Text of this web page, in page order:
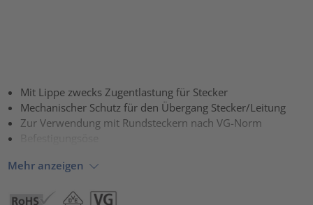
Mit Lippe zwecks Zugentlastung für Stecker
Mechanischer Schutz für den Übergang Stecker/Leitung
Zur Verwendung mit Rundsteckern nach VG-Norm
Befestigungsöse
Mehr anzeigen